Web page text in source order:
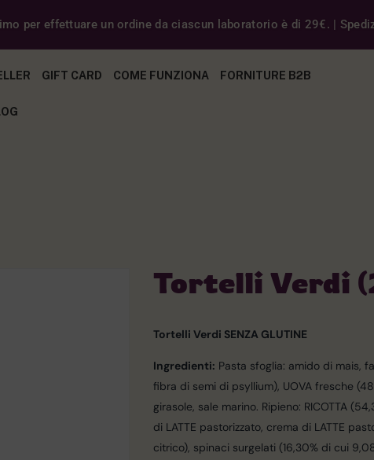
per effettuare un ordine da ciascun laboratorio è di 29€. |
GIFT CARD COME FUNZIONA FORNITURE B2B
Tortelli Verdi
Tortelli Verdi SENZA GLUTINE
Ingredienti: Pasta sfoglia: amido di mais,
fibra di semi di psyllium), UOVA fresche
girasole, sale marino. Ripieno: RICOTTA
di LATTE pastorizzato, crema di LATTE
citrico), spinaci surgelati (16,30% di cui